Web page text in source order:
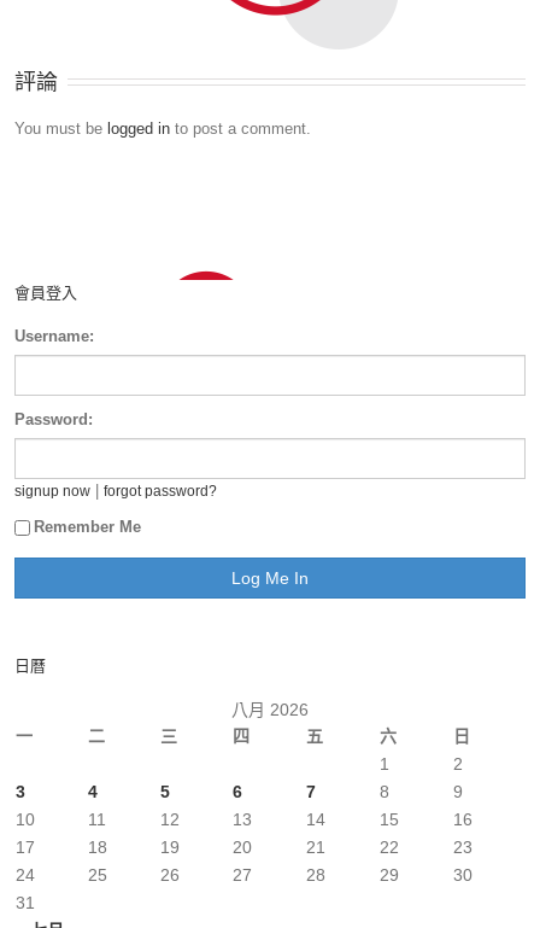
評論
You must be logged in to post a comment.
會員登入
Username:
Password:
signup now forgot password?
Remember Me
日曆
八月 2026
一
二 三 四 五 六 日
1
2
3
4 5 6 7 8
9
10
11 12 13 14 15
16
17
18 19 20 21 22
23
24
25 26 27 28 29
30
31